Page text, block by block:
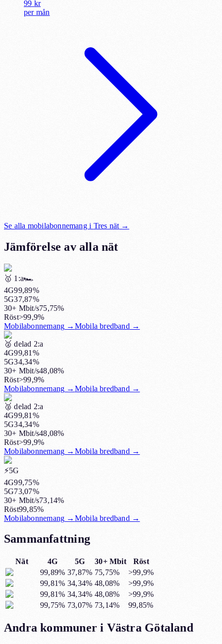
99 kr
per mån
Se alla mobilabonnemang i Tres nät →
Jämförelse av alla nät
🥇 1:a🏎️
4G99,89%
5G37,87%
30+ Mbit/s75,75%
Röst>99,9%
Mobilabonnemang → Mobila bredband →
🥈 delad 2:a
4G99,81%
5G34,34%
30+ Mbit/s48,08%
Röst>99,9%
Mobilabonnemang → Mobila bredband →
🥈 delad 2:a
4G99,81%
5G34,34%
30+ Mbit/s48,08%
Röst>99,9%
Mobilabonnemang → Mobila bredband →
⚡️5G
4G99,75%
5G73,07%
30+ Mbit/s73,14%
Röst99,85%
Mobilabonnemang → Mobila bredband →
Sammanfattning
Nät 4G 5G 30+ Mbit
Röst
99,89% 37,87% 75,75%
>99,9%
99,81% 34,34% 48,08%
>99,9%
99,81% 34,34% 48,08%
>99,9%
99,75% 73,07% 73,14% 99,85%
Andra kommuner i Västra Götaland